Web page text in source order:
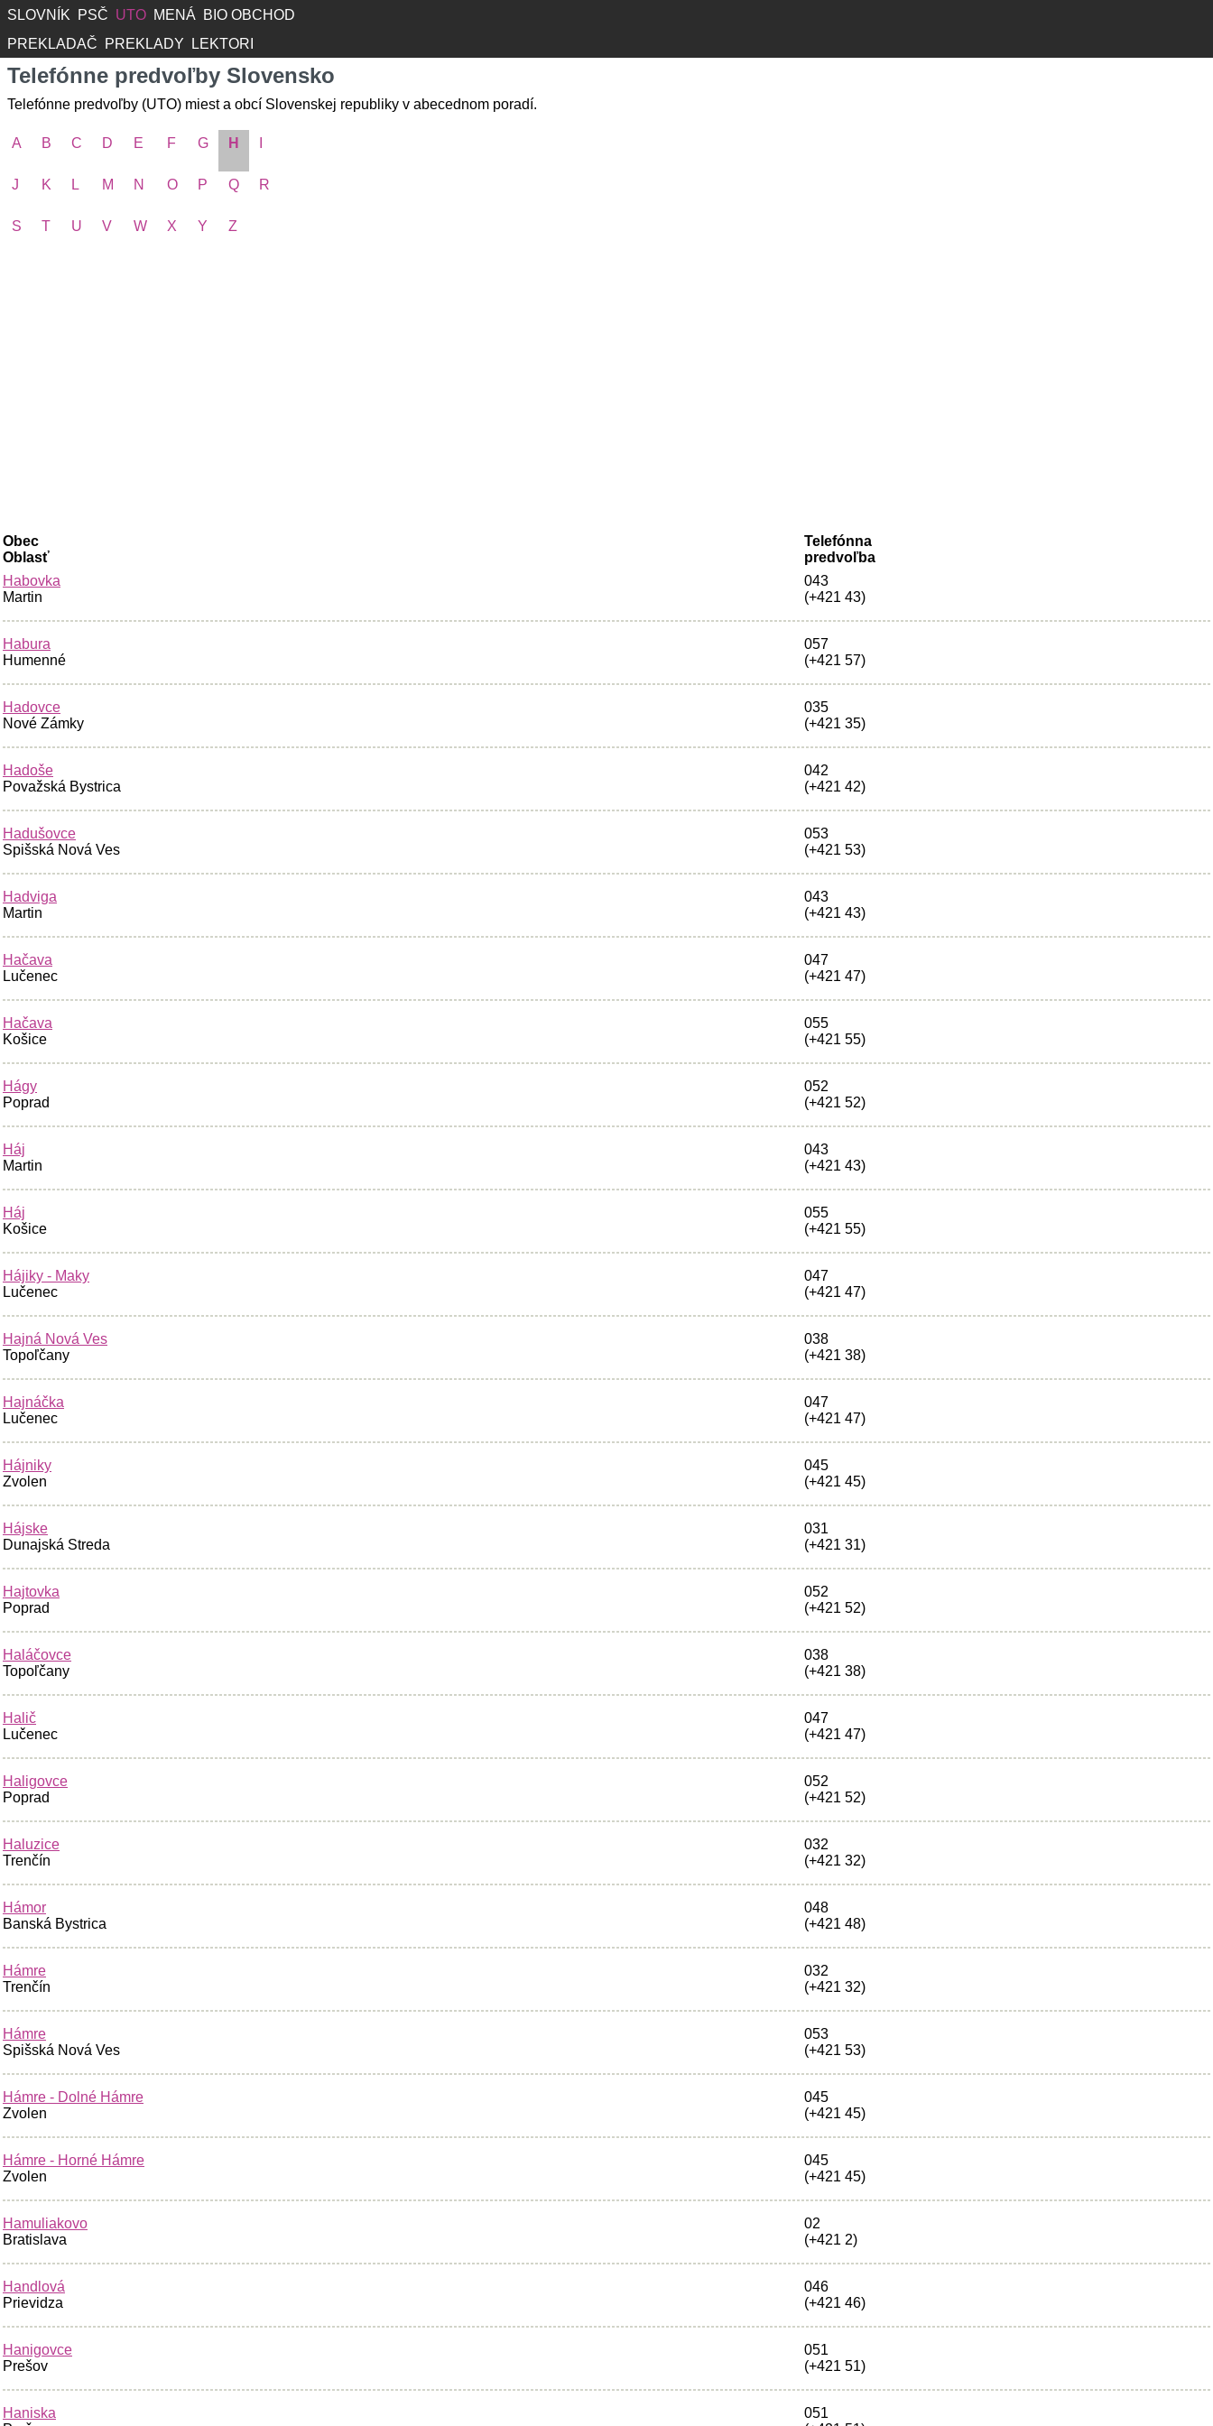
SLOVNÍK PSČ UTO MENÁ
BIO OBCHOD
PREKLADAČ
PREKLADY LEKTORI
Telefónne predvoľby Slovensko
Telefónne predvoľby (UTO) miest a obcí Slovenskej republiky v abecednom poradí.
A B C D E F G H
J K L M N O P Q R
S T U V W X Y Z
Obec
Oblasť
Telefónna
predvoľba
Habovka
Martin
043
(+421 43)
Habura
Humenné
057
(+421 57)
Hadovce
Nové Zámky
035
(+421 35)
Hadoše
Považská Bystrica
042
(+421 42)
Hadušovce
Spišská Nová Ves
053
(+421 53)
Hadviga
Martin
043
(+421 43)
Hačava
Lučenec
047
(+421 47)
Hačava
Košice
055
(+421 55)
Hágy
Poprad
052
(+421 52)
Háj
Martin
043
(+421 43)
Háj
Košice
055
(+421 55)
Hájiky - Maky
Lučenec
047
(+421 47)
Hajná Nová Ves
Topoľčany
038
(+421 38)
Hajnáčka
Lučenec
047
(+421 47)
Hájniky
Zvolen
045
(+421 45)
Hájske
Dunajská Streda
031
(+421 31)
Hajtovka
Poprad
052
(+421 52)
Haláčovce
Topoľčany
038
(+421 38)
Halič
Lučenec
047
(+421 47)
Haligovce
Poprad
052
(+421 52)
Haluzice
Trenčín
032
(+421 32)
Hámor
Banská Bystrica
048
(+421 48)
Hámre
Trenčín
032
(+421 32)
Hámre
Spišská Nová Ves
053
(+421 53)
Hámre - Dolné Hámre
Zvolen
045
(+421 45)
Hámre - Horné Hámre
Zvolen
045
(+421 45)
Hamuliakovo
Bratislava
02
(+421 2)
Handlová
Prievidza
046
(+421 46)
Hanigovce
Prešov
051
(+421 51)
Haniska
051